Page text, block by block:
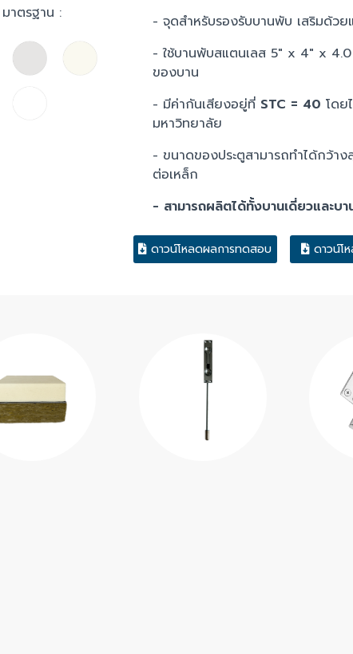
มาตรฐาน :
- จุดสำหรับรองรับบานพับ เสริมด้วย
- ใช้บานพับสแตนเลส 5" x 4" x
ของบาน
- มีค่ากันเสียงอยู่ที่ STC = 40 โดย
มหาวิทยาลัย
- ขนาดของประตูสามารถทำได้กว้า
ต่อเหล็ก
- สามารถผลิตได้ทั้งบานเดี่ยวและบ
ดาวน์โหลดผลการทดสอบ ดาวน์โ